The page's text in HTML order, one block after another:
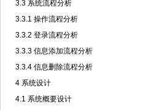
3.3 系统流程分析
3.3.1 操作流程分析
3.3.2 登录流程分析
3.3.3 信息添加流程分析
3.3.4 信息删除流程分析
4 系统设计
4.1 系统概要设计